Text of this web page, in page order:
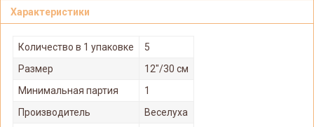
Характеристики
Количество в 1 упаковке
5
Размер
12"/30 см
Минимальная партия
1
Производитель
Веселуха